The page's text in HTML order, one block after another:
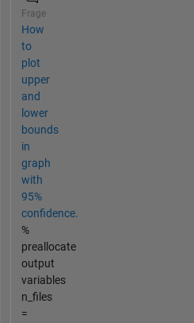
Frage
How
to
plot
upper
and
lower
bounds
in
graph
with
95%
confidence.
%
preallocate
output
variables
n_files
=